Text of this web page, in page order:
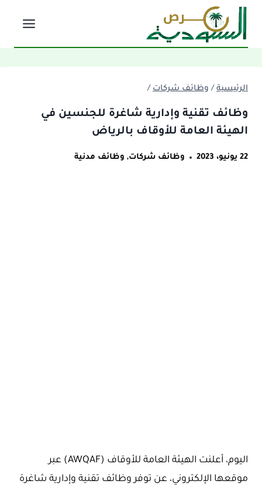
التجاوز
المحتوى
الرئيسية / وظائف شركات /
وظائف تقنية وإدارية شاغرة للجنسين في
الهيئة العامة للأوقاف بالرياض
22 يونيو، 2023 وظائف شركات, وظائف مدنية
اليوم، أعلنت الهيئة العامة للأوقاف (AWQAF) عبر
موقعها الإلكتروني، عن توفر وظائف تقنية وإدارية شاغرة